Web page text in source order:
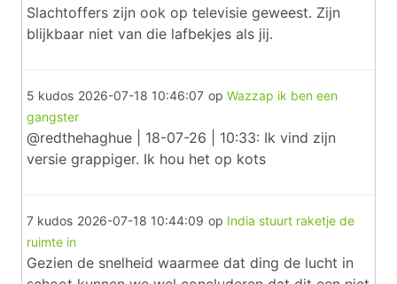
Slachtoffers zijn ook op televisie geweest. Zijn
blijkbaar niet van die lafbekjes als jij.
5 kudos 2026-07-18 10:46:07 op Wazzap ik ben een
gangster
@redthehaghue | 18-07-26 | 10:33: Ik vind zijn
versie grappiger. Ik hou het op kots
7 kudos 2026-07-18 10:44:09 op India stuurt raketje de
ruimte in
Gezien de snelheid waarmee dat ding de lucht in